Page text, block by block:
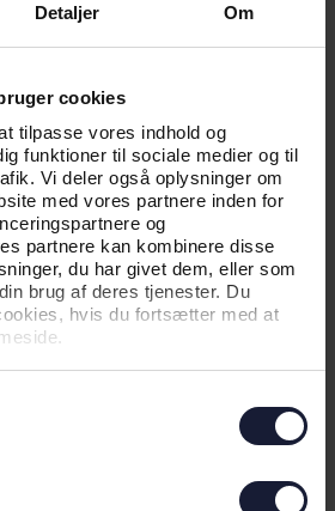
Detaljer Om
cookies
tilpasse vores indhold og
funktioner til sociale medier og til
Vi deler også oplysninger om
med vores partnere inden for
og
partnere kan kombinere disse
du har givet dem, eller som
brug af deres tjenester. Du
hvis du fortsætter med at